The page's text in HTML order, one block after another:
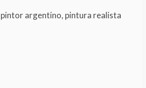
pintor argentino, pintura realista